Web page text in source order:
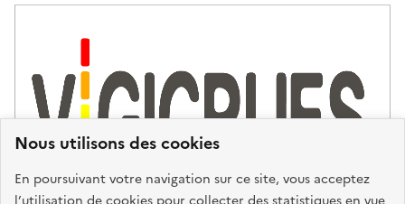
Nous utilisons des cookies
En poursuivant votre navigation sur ce site, vous acceptez